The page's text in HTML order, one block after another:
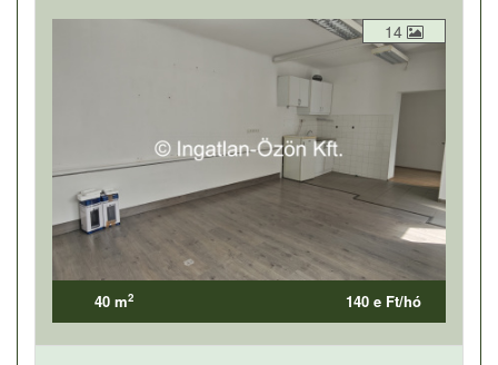
14
40 m2 140 e Ft/hó